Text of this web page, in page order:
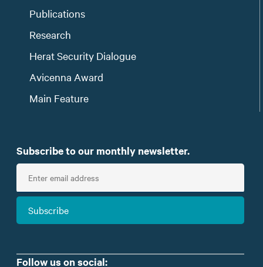
Publications
Research
Herat Security Dialogue
Avicenna Award
Main Feature
Subscribe to our monthly newsletter.
E
t
m
Subscribe
Follow us on social: